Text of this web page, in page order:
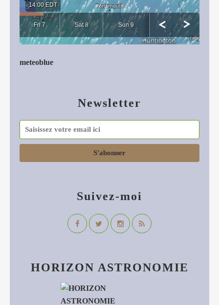
Newsletter
HORIZON ASTRONOMIE
Suivez-moi
meteoblue